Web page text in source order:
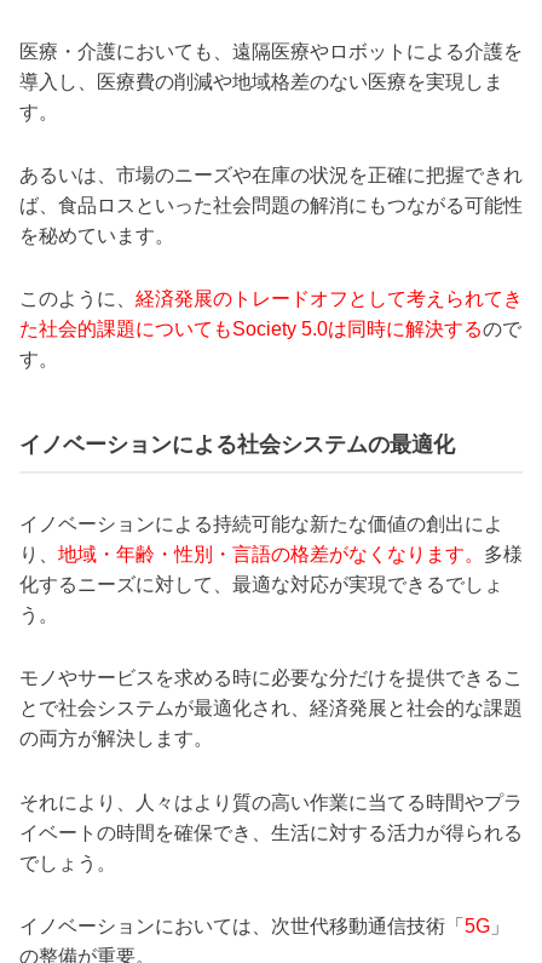
医療・介護においても、遠隔医療やロボットによる介護を
導入し、医療費の削減や地域格差のない医療を実現しま
す。
あるいは、市場のニーズや在庫の状況を正確に把握できれ
ば、食品ロスといった社会問題の解消にもつながる可能性
を秘めています。
このように、 経済発展のトレードオフとして考えられてき
た社会的課題についてもSociety 5.0は同時に解決するので
す。
イノベーションによる社会システムの最適化
イノベーションによる持続可能な新たな価値の創出によ
り、 地域・年齢・性別・言語の格差がなくなります。 多様
化するニーズに対して、最適な対応が実現できるでしょ
う。
モノやサービスを求める時に必要な分だけを提供できるこ
とで社会システムが最適化され、経済発展と社会的な課題
の両方が解決します。
それにより、人々はより質の高い作業に当てる時間やプラ
イベートの時間を確保でき、生活に対する活力が得られる
でしょう。
イノベーションにおいては、次世代移動通信技術「 5G 」
の整備が重要。